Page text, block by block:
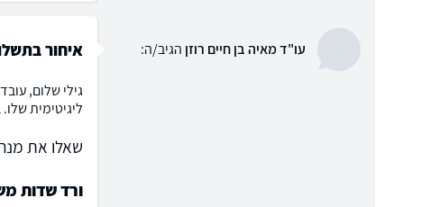
עו"ד מאיה בן חיים רוזן הגיב/ה: איחור
גילי שלום,
ליגיטימית
שאלו את
ורד שדות